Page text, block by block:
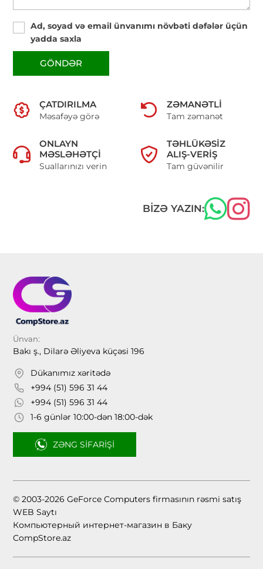
Ad, soyad və email ünvanımı növbəti dəfələr üçün
yadda saxla
GÖNDƏR
ÇATDIRILMA
Məsafəyə görə
ZƏMANƏTLI
Tam zəmanət
ONLAYN
MƏSLƏHƏTÇI
Suallarınızı verin
TƏHLÜKƏSIZ
ALIŞ-VERIŞ
Tam güvənilir
BIZƏ YAZIN:
Ünvan:
Bakı ş., Dilarə Əliyeva küçəsi 196
Dükanımız xəritədə
+994 (51) 596 31 44
+994 (51) 596 31 44
1-6 günlər 10:00-dən 18:00-dək
ZƏNG SIFARIŞI
© 2003-2026 GeForce Computers firmasının rəsmi satış
WEB Saytı
Компьютерный интернет-магазин в Баку
CompStore.az